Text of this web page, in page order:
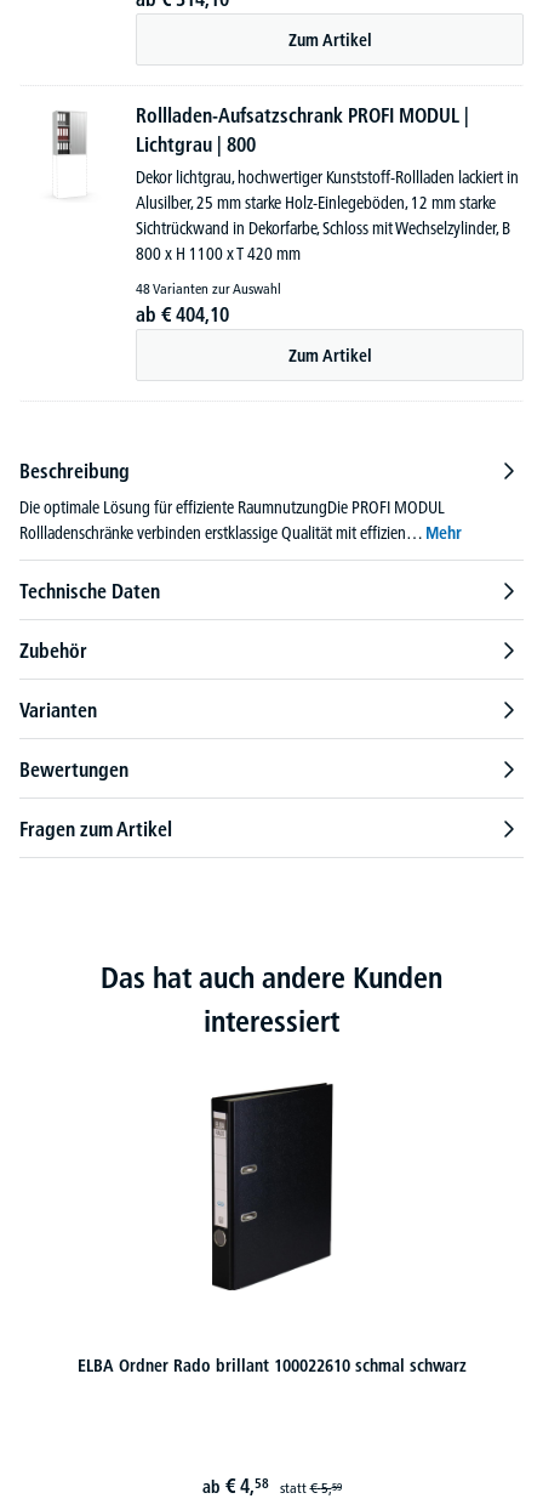
Zum Artikel
Rollladen-Aufsatzschrank PROFI MODUL |
Lichtgrau | 800
Dekor lichtgrau, hochwertiger Kunststoff-Rollladen lackiert in
Alusilber, 25 mm starke Holz-Einlegeböden, 12 mm starke
Sichtrückwand in Dekorfarbe, Schloss mit Wechselzylinder, B
800 x H 1100 x T 420 mm
48 Varianten zur Auswahl
ab € 404,10
Zum Artikel
Beschreibung
Die optimale Lösung für effiziente RaumnutzungDie PROFI MODUL
Rollladenschränke verbinden erstklassige Qualität mit effizien… Mehr
Technische Daten
Zubehör
Varianten
Bewertungen
Fragen zum Artikel
Das hat auch andere Kunden
interessiert
ELBA Ordner Rado brillant 100022610 schmal schwarz
ab € 4,58 statt€ 5,59